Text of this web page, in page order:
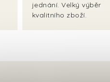
jednání. Velký výběr
kvalitního zboží.